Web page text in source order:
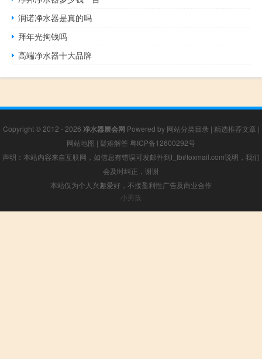
润诺净水器是真的吗
拜年光掏钱吗
高端净水器十大品牌
Copyright © 2012 - 2026 净水器展会网 Powered by 网站分类目录 | 精选推荐文章 |
网站地图 | 疑难解答 粤ICP备12600292号
声明：本站内容来自互联网，如信息有错误可发邮件到f_fb#foxmail.com说明，我们
会及时纠正，谢谢
本站仅为个人兴趣爱好，不接盈利性广告及商业合作
小男孩